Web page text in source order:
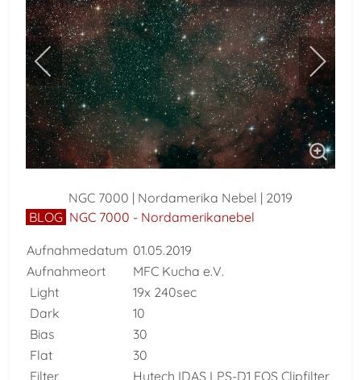
NGC 7000 | Nordamerika Nebel | 2019
BLOG NGC 7000 - Nordamerikanebel
Aufnahmedatum 01.05.2019
Aufnahmeort
MFC Kucha e.V.
Light
19x 240sec
Dark
10
Bias
30
Flat
30
Filter
Hutech IDAS LPS-D1 EOS Clipfilter